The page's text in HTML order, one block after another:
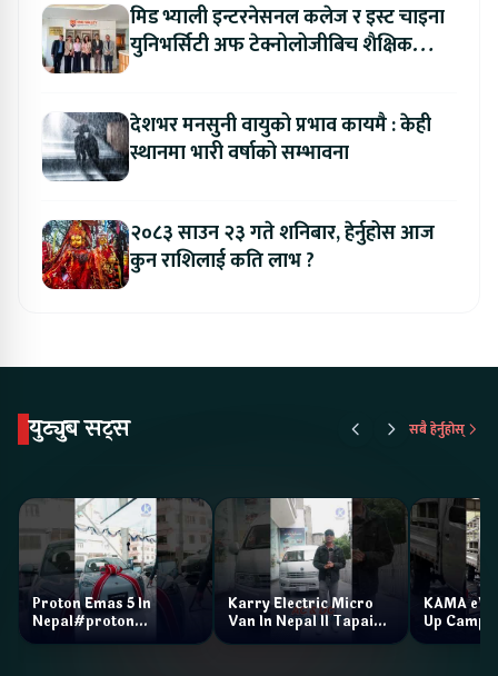
मिड भ्याली इन्टरनेसनल कलेज र इस्ट चाइना
युनिभर्सिटी अफ टेक्नोलोजीबिच शैक्षिक
देशभर मनसुनी वायुको प्रभाव कायमै : केही
स्थानमा भारी वर्षाको सम्भावना
२०८३ साउन २३ गते शनिबार, हेर्नुहोस आज
कुन राशिलाई कति लाभ ?
युट्युब सट्स सबै हेर्नुहोस्
Proton Emas 5 In
Nepal#proton
#protonemas5#protonnepal#evcarnepal
Karry Electric Micro
Van In Nepal II Tapaiko
Bazar II Jankari
KAMA eV
Up Camp